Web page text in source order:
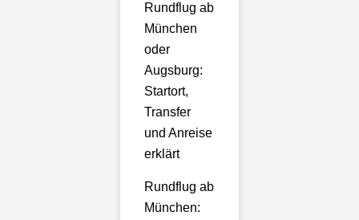
Rundflug ab
München
oder
Augsburg:
Startort,
Transfer
und Anreise
erklärt
Rundflug ab
München: